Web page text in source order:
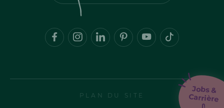
Jobs &
Carrière
PLAN DU SITE